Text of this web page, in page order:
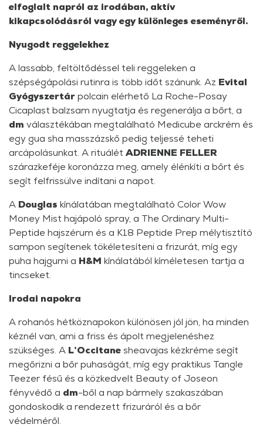
elfoglalt napról az irodában, aktív
kikapcsolódásról vagy egy különleges eseményről.
Nyugodt reggelekhez
A lassabb, feltöltődéssel teli reggeleken a
szépségápolási rutinra is több időt szánunk. Az Evital
Gyógyszertárpolcain elérhető La Roche-Posay
Cicaplast balzsam nyugtatja és regenerálja a bőrt, a
dm választékában megtalálható Medicube arckrém és
egy gua sha masszázskő pedig teljessé teheti
arcápolásunkat. A rituálétADRIENNE FELLER
szárazkeféje koronázza meg, amely élénkíti a bőrt és
segít felfrissülve indítani a napot.
A Douglas kínálatában megtalálható Color Wow
Money Mist hajápoló spray, a The Ordinary Multi-
Peptide hajszérum és a K18 Peptide Prep mélytisztító
sampon segítenek tökéletesíteni a frizurát, míg egy
puha hajgumi a H&M kínálatából kíméletesen tartja a
tincseket.
Irodai napokra
A rohanós hétköznapokon különösen jól jön, ha minden
kéznél van, ami a friss és ápolt megjelenéshez
szükséges. A L’Occitanesheavajas kézkréme segít
megőrizni a bőr puhaságát, míg egy praktikus Tangle
Teezer fésű és a közkedvelt Beauty of Joseon
fényvédő a dm-ből a nap bármely szakaszában
gondoskodik a rendezett frizuráról és a bőr
védelméről.